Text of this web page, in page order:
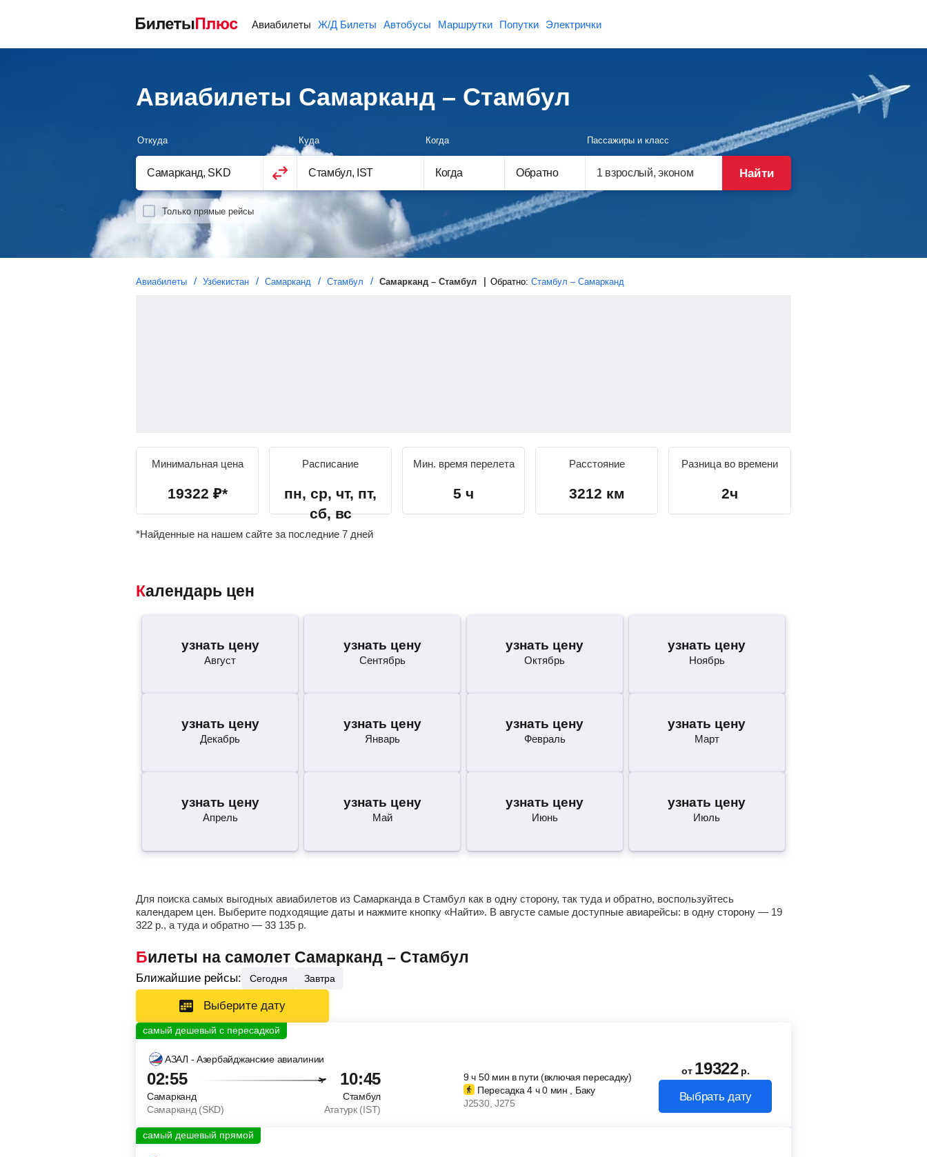
Авиабилеты Ж/Д Билеты Автобусы Маршрутки Попутки Электрички
Авиабилеты Самарканд – Стамбул
Откуда Куда
Когда
Когда
Обратно
Пассажиры и класс
Только прямые рейсы
Найти
Авиабилеты Узбекистан Самарканд Стамбул Самарканд – Стамбул Обратно: Стамбул – Самарканд
Минимальная цена
19322 ₽*
Расписание
пн, ср, чт, пт,
сб, вс
Мин. время перелета
5 ч
Расстояние
3212 км
Разница во времени
2ч
*Найденные на нашем сайте за последние 7 дней
Календарь цен
узнать цену
Август
узнать цену
Сентябрь
узнать цену
Октябрь
узнать цену
Ноябрь
узнать цену
Декабрь
узнать цену
Январь
узнать цену
Февраль
узнать цену
Март
узнать цену
Апрель
узнать цену
Май
узнать цену
Июнь
узнать цену
Июль
Для поиска самых выгодных авиабилетов из Самарканда в Стамбул как в одну сторону, так туда и обратно, воспользуйтесь
календарем цен. Выберите подходящие даты и нажмите кнопку «Найти». В августе самые доступные авиарейсы: в одну сторону — 19
322 р., а туда и обратно — 33 135 р.
Билеты на самолет Самарканд – Стамбул
Ближайшие рейсы: Сегодня Завтра
Выберите дату
АЗАЛ - Азербайджанские авиалинии
02:55 10:45
Самарканд
Стамбул
Самарканд (SKD)
Ататурк (IST)
9ч 50 мин в пути (включая пересадку)
Пересадка 4 ч0 мин , Баку
J2530, J275
от 19322 р.
Выбрать дату